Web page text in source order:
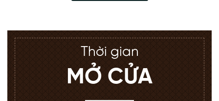
Thời gian
MỞ CỬA